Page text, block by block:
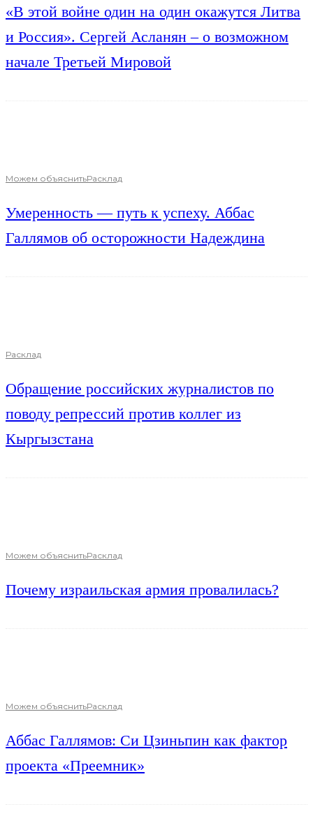
«В этой войне один на один окажутся Литва
и Россия». Сергей Асланян – о возможном
начале Третьей Мировой
Можем объяснитьРасклад
Умеренность — путь к успеху. Аббас
Галлямов об осторожности Надеждина
Расклад
Обращение российских журналистов по
поводу репрессий против коллег из
Кыргызстана
Можем объяснитьРасклад
Почему израильская армия провалилась?
Можем объяснитьРасклад
Аббас Галлямов: Си Цзиньпин как фактор
проекта «Преемник»